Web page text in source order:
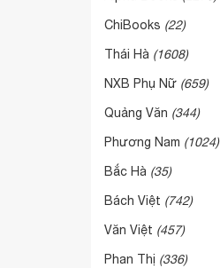
ChiBooks (22)
Thái Hà (1608)
NXB Phụ Nữ (659)
Quảng Văn (344)
Phương Nam (1024)
Bắc Hà (35)
Bách Việt (742)
Văn Việt (457)
Phan Thị (336)